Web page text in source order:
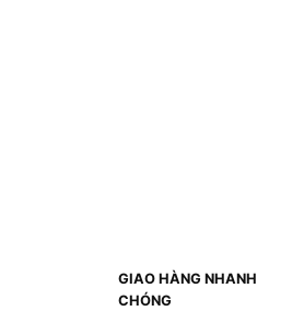
GIAO HÀNG NHANH
CHÓNG